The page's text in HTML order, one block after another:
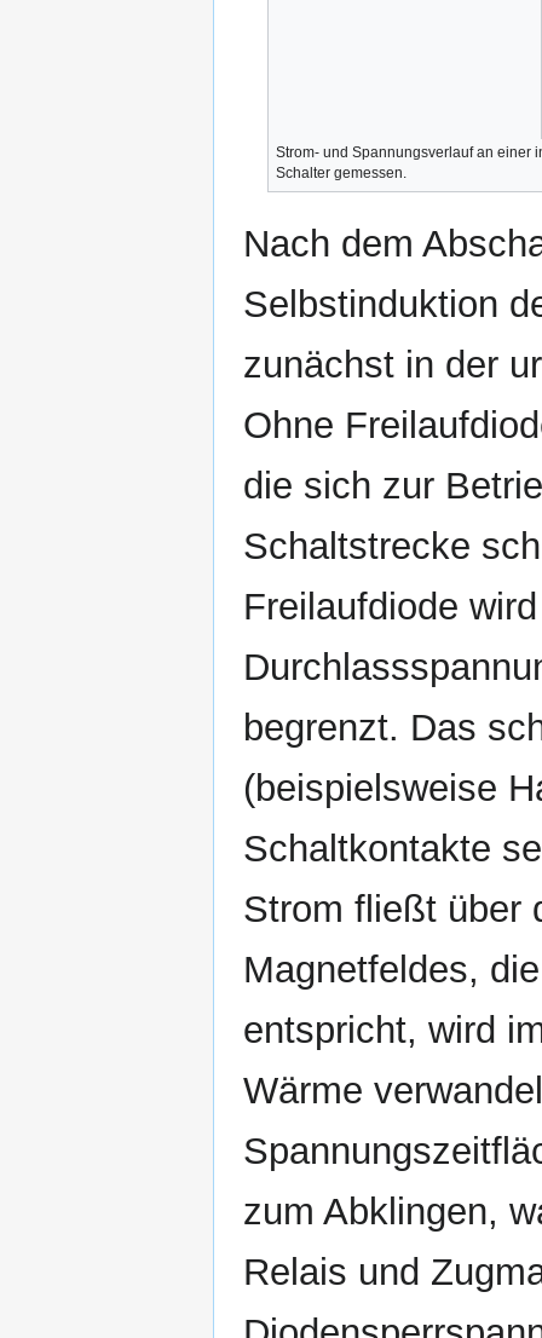
Strom- und Spannungsverlauf an einer
Schalter gemessen.
Nach dem
Selbstinduktion
zunächst in der
Ohne
die sich zur
Schaltstrecke
Freilaufdiode
begrenzt. Das
(beispielsweise
Schaltkontakte
Strom fließt über
Magnetfeldes,
entspricht, wird
Wärme
zum Abklingen,
Relais und